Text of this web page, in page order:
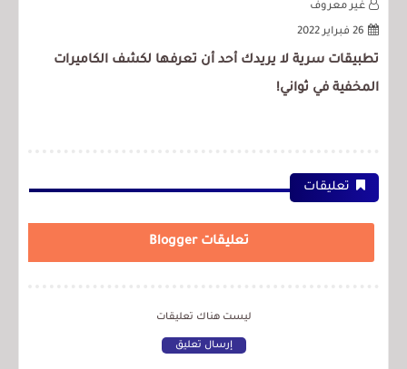
غير معروف
26 فبراير 2022
تطبيقات سرية لا يريدك أحد أن تعرفها لكشف الكاميرات
المخفية في ثواني!
تعليقات
تعليقات Blogger
ليست هناك تعليقات
إرسال تعليق